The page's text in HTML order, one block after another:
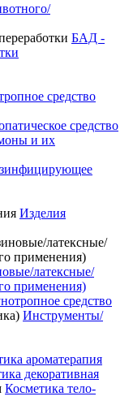
БАД -
средство
средство
и их
Изделия
латексные/
применения)
средство
Инструменты/
ароматерапия
декоративная
Косметика тело-